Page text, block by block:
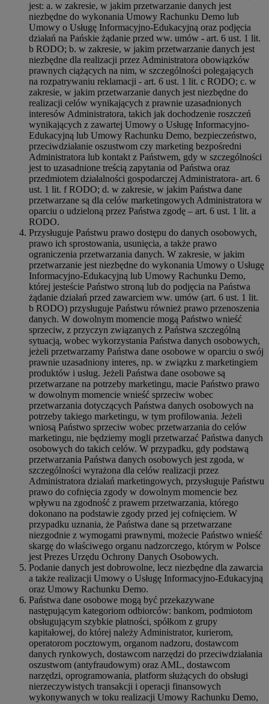
jest: a. w zakresie, w jakim przetwarzanie danych jest
niezbędne do wykonania Umowy Rachunku Demo lub
Umowy o Usługę Informacyjno-Edukacyjną oraz podjęcia
działań na Pańskie żądanie przed ww. umów - art. 6 ust. 1 lit.
b RODO; b. w zakresie, w jakim przetwarzanie danych jest
niezbędne dla realizacji przez Administratora obowiązków
prawnych ciążących na nim, w szczególności polegających
na rozpatrywaniu reklamacji - art. 6 ust. 1 lit. c RODO; c. w
zakresie, w jakim przetwarzanie danych jest niezbędne do
realizacji celów wynikających z prawnie uzasadnionych
interesów Administratora, takich jak dochodzenie roszczeń
wynikających z zawartej Umowy o Usługę Informacyjno-
Edukacyjną lub Umowy Rachunku Demo, bezpieczeństwo,
przeciwdziałanie oszustwom czy marketing bezpośredni
Administratora lub kontakt z Państwem, gdy w szczególności
jest to uzasadnione treścią zapytania od Państwa oraz
przedmiotem działalności gospodarczej Administratora- art. 6
ust. 1 lit. f RODO; d. w zakresie, w jakim Państwa dane
przetwarzane są dla celów marketingowych Administratora w
oparciu o udzieloną przez Państwa zgodę – art. 6 ust. 1 lit. a
RODO.
Przysługuje Państwu prawo dostępu do danych osobowych,
prawo ich sprostowania, usunięcia, a także prawo
ograniczenia przetwarzania danych. W zakresie, w jakim
przetwarzanie jest niezbędne do wykonania Umowy o Usługę
Informacyjno-Edukacyjną lub Umowy Rachunku Demo,
której jesteście Państwo stroną lub do podjęcia na Państwa
żądanie działań przed zawarciem ww. umów (art. 6 ust. 1 lit.
b RODO) przysługuje Państwu również prawo przenoszenia
danych. W dowolnym momencie mogą Państwo wnieść
sprzeciw, z przyczyn związanych z Państwa szczególną
sytuacją, wobec wykorzystania Państwa danych osobowych,
jeżeli przetwarzamy Państwa dane osobowe w oparciu o swój
prawnie uzasadniony interes, np. w związku z marketingiem
produktów i usług. Jeżeli Państwa dane osobowe są
przetwarzane na potrzeby marketingu, macie Państwo prawo
w dowolnym momencie wnieść sprzeciw wobec
przetwarzania dotyczących Państwa danych osobowych na
potrzeby takiego marketingu, w tym profilowania. Jeżeli
wniosą Państwo sprzeciw wobec przetwarzania do celów
marketingu, nie będziemy mogli przetwarzać Państwa danych
osobowych do takich celów. W przypadku, gdy podstawą
przetwarzania Państwa danych osobowych jest zgoda, w
szczególności wyrażona dla celów realizacji przez
Administratora działań marketingowych, przysługuje Państwu
prawo do cofnięcia zgody w dowolnym momencie bez
wpływu na zgodność z prawem przetwarzania, którego
dokonano na podstawie zgody przed jej cofnięciem. W
przypadku uznania, że Państwa dane są przetwarzane
niezgodnie z wymogami prawnymi, możecie Państwo wnieść
skargę do właściwego organu nadzorczego, którym w Polsce
jest Prezes Urzędu Ochrony Danych Osobowych.
Podanie danych jest dobrowolne, lecz niezbędne dla zawarcia
a także realizacji Umowy o Usługę Informacyjno-Edukacyjną
oraz Umowy Rachunku Demo.
Państwa dane osobowe mogą być przekazywane
następującym kategoriom odbiorców: bankom, podmiotom
obsługującym szybkie płatności, spółkom z grupy
kapitałowej, do której należy Administrator, kurierom,
operatorom pocztowym, organom nadzoru, dostawcom
danych rynkowych, dostawcom narzędzi do przeciwdziałania
oszustwom (antyfraudowym) oraz AML, dostawcom
narzędzi, oprogramowania, platform służących do obsługi
nierzeczywistych transakcji i operacji finansowych
wykonywanych w toku realizacji Umowy Rachunku Demo,